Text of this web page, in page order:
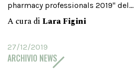
pharmacy professionals 2019" del...
A cura di Lara Figini
27/12/2019
ARCHIVIO NEWS